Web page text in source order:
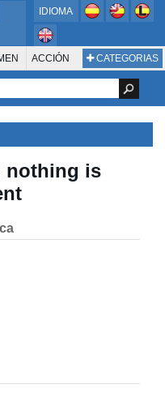
IDIOMA
CATEGORIAS
ACCIÓN
AVENTURA
CIENCIA FICCIÓN FANTASÍA
KIDS REALITY
nothing is